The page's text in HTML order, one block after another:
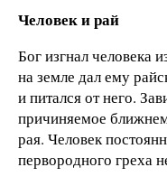
Человек и рай
Бог изгнал человека
на земле дал ему
и питался от него.
причиняемое
рая. Человек
первородного греха